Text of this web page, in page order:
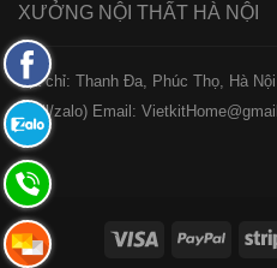
XƯỞNG NỘI THẤT HÀ NỘI
️Địa chỉ: Thanh Đa, Phúc Thọ, Hà
(Call/zalo) Email:
Fanpage
Facebook
Zalo:
0865.283.168
Hotline:
0865.283.168
Hotline: